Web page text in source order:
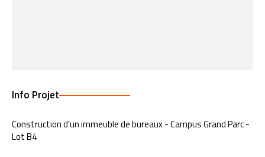
Info Projet
Construction d’un immeuble de bureaux - Campus Grand Parc -
Lot B4